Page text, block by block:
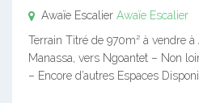
Awaïe Escalier Awaïe Escalier
Terrain Titré de 970m² à vendre
Manassa, vers Ngoantet – Non
– Encore d’autres Espaces